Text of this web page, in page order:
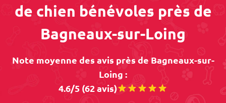
de chien bénévoles près de
Bagneaux-sur-Loing
Note moyenne des avis près de Bagneaux-sur-
Loing :
4.6/5 (62 avis)